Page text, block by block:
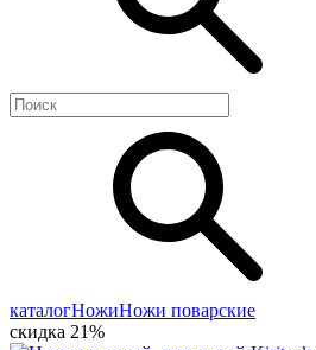
каталогНожиНожи поварские
скидка 21%